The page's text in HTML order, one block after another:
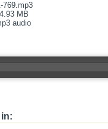
769.mp3
MB
audio